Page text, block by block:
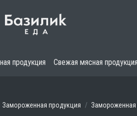
продукция Свежая мясная продукция
Замороженная продукция